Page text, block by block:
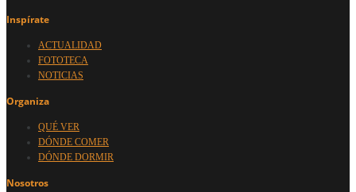
Inspírate
ACTUALIDAD
FOTOTECA
NOTICIAS
Organiza
QUÉ VER
DÓNDE COMER
DÓNDE DORMIR
Nosotros